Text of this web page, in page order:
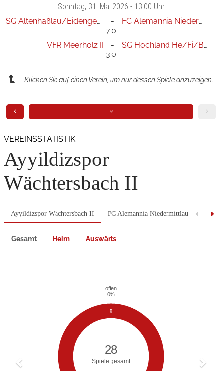
Sonntag, 31. Mai 2026 - 13:00 Uhr
SG Altenhaßlau/Eidengesäß II
FC Alemannia Niedermittlau
7:0
VFR Meerholz II
SG Hochland He/Fi/Bu II
3:0
Klicken Sie auf einen Verein, um nur dessen Spiele anzuzeigen.
VEREINSSTATISTIK
Ayyildizspor
Wächtersbach II
Ayyildizspor Wächtersbach II FC Alemannia Niedermittlau FC
Gesamt Heim Auswärts